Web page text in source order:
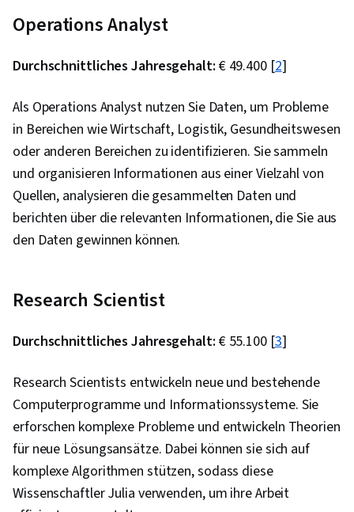
Operations Analyst
Durchschnittliches Jahresgehalt: € 49.400 [2]
Als Operations Analyst nutzen Sie Daten, um Probleme
in Bereichen wie Wirtschaft, Logistik, Gesundheitswesen
oder anderen Bereichen zu identifizieren. Sie sammeln
und organisieren Informationen aus einer Vielzahl von
Quellen, analysieren die gesammelten Daten und
berichten über die relevanten Informationen, die Sie aus
den Daten gewinnen können.
Research Scientist
Durchschnittliches Jahresgehalt: € 55.100 [3]
Research Scientists entwickeln neue und bestehende
Computerprogramme und Informationssysteme. Sie
erforschen komplexe Probleme und entwickeln Theorien
für neue Lösungsansätze. Dabei können sie sich auf
komplexe Algorithmen stützen, sodass diese
Wissenschaftler Julia verwenden, um ihre Arbeit